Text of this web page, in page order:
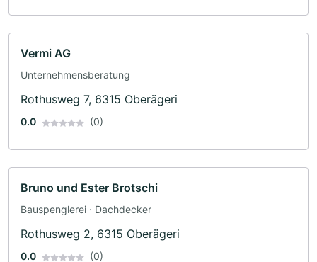
Vermi AG
Unternehmensberatung
Rothusweg 7, 6315 Oberägeri
0.0 (0)
Bruno und Ester Brotschi
Bauspenglerei · Dachdecker
Rothusweg 2, 6315 Oberägeri
0.0 (0)